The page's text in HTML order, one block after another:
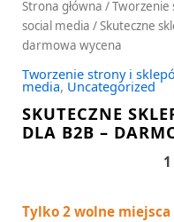
Strona główna /Tworzenie
social media / Skuteczne
darmowa wycena
Tworzenie strony i
media, Uncategorized
SKUTECZNE
DLA B2B –
Tylko 2 wolne